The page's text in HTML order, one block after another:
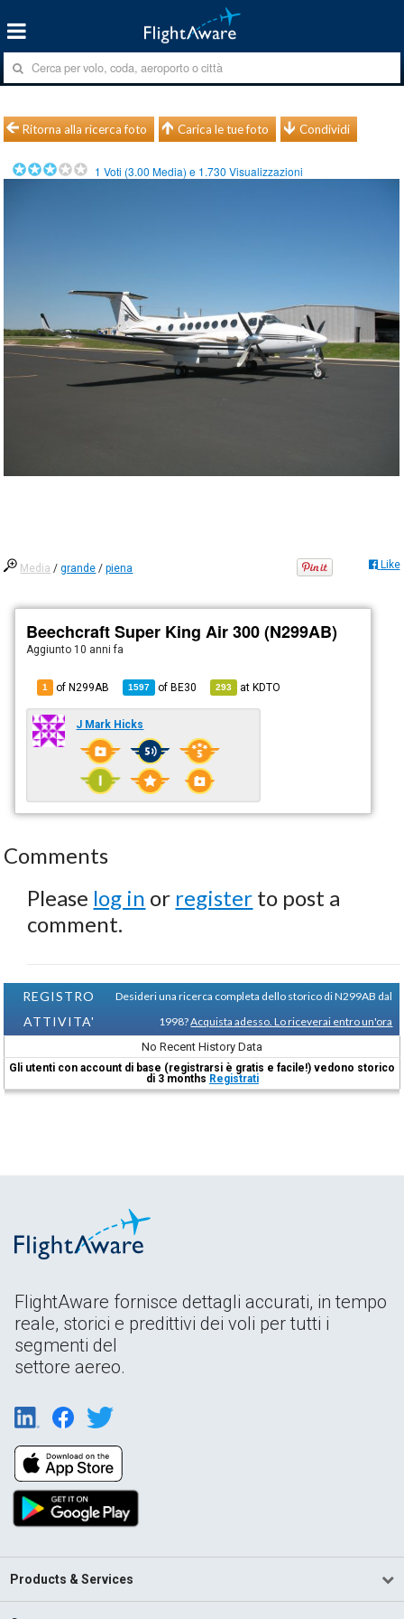
Ritorna alla ricerca foto Carica le tue foto Condividi
1 Voti (3.00 Media) e 1.730 Visualizzazioni
Media /grande /piena Like
Beechcraft Super King Air 300 (N299AB)
Aggiunto 10 anni fa
1 of N299AB 1597 ofBE30 293 atKDTO
J Mark Hicks
Comments
Please log in or register to post a
comment.
REGISTRO
ATTIVITA'
Desideri una ricerca completa dello storico di N299AB dal
1998?Acquista adesso. Lo riceverai entro un'ora
No Recent History Data
Gli utenti con account di base (registrarsi è gratis e facile!) vedono storico
di 3 months Registrati
FlightAware fornisce dettagli accurati, in tempo
reale, storici e predittivi dei voli per tutti i
segmenti del
settore aereo.
Products & Services